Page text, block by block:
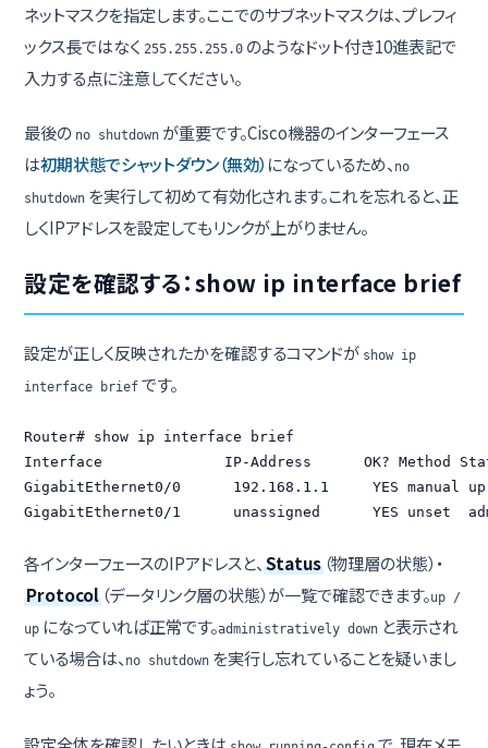
ネットマスクを指定します。ここでのサブネットマスクは、プレフィ
ックス長ではなく 255.255.255.0 のようなドット付き10進表記で
入力する点に注意してください。
最後の no shutdown が重要です。Cisco機器のインターフェース
は初期状態でシャットダウン（無効） になっているため、 no
shutdown を実行して初めて有効化されます。これを忘れると、正
しくIPアドレスを設定してもリンクが上がりません。
設定を確認する：show ip interface brief
設定が正しく反映されたかを確認するコマンドが show ip
interface brief です。
Router# show ip interface brief
Interface              IP-Address      OK? Method
GigabitEthernet0/0      192.168.1.1     YES
GigabitEthernet0/1      unassigned      YES unset
各インターフェースのIPアドレスと、Status （物理層の状態）・
Protocol （データリンク層の状態）が一覧で確認できます。up /
up になっていれば正常です。administratively down と表示され
ている場合は、 no shutdown を実行し忘れていることを疑いまし
ょう。